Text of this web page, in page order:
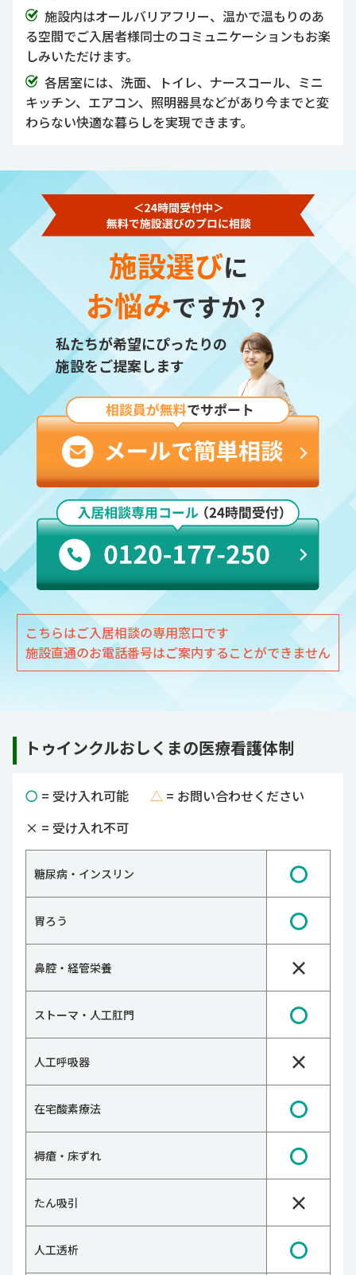
施設内はオールバリアフリー、温かで温もりのあ
る空間でご入居者様同士のコミュニケーションもお楽
しみいただけます。
各居室には、洗面、トイレ、ナースコール、ミニ
キッチン、エアコン、照明器具などがあり今までと変
わらない快適な暮らしを実現できます。
施設選びに
お悩みですか？
私たちが希望にぴったりの
施設をご提案します
こちらはご入居相談の専用窓口です
施設直通のお電話番号はご案内することができません
トゥインクルおしくまの医療看護体制
〇 = 受け入れ可能 △ = お問い合わせください
× = 受け入れ不可
糖尿病・インスリン 〇
胃ろう 〇
鼻腔・経管栄養 ×
ストーマ・人工肛門 〇
人工呼吸器 ×
在宅酸素療法 〇
褥瘡・床ずれ 〇
たん吸引 ×
人工透析 〇